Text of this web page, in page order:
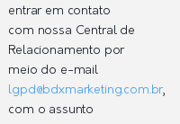
entrar em contato
com nossa Central de
Relacionamento por
meio do e-mail
lgpd@bdxmarketing.com.br,
com o assunto